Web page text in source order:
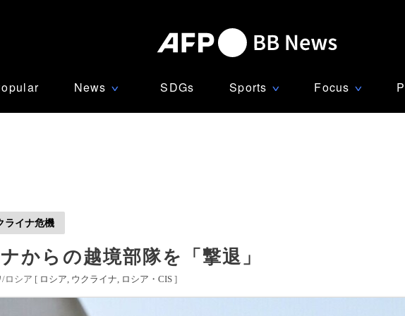
News ∨ SDGs Sports ∨ Focus ∨
ライナ危機
からの越境部隊を「撃退」
ロシア [ ロシア ウクライナ ロシア・CIS ]